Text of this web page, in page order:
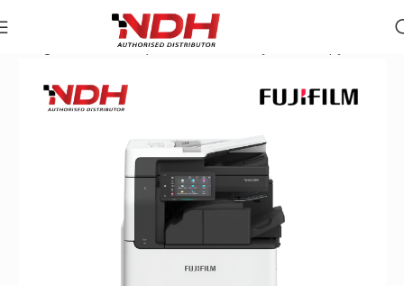
Danh Mục Sản Phẩm